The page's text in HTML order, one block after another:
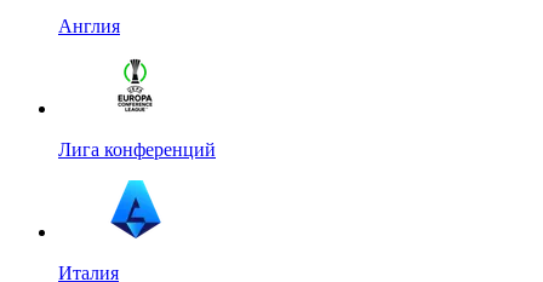
Англия
Лига конференций
Италия